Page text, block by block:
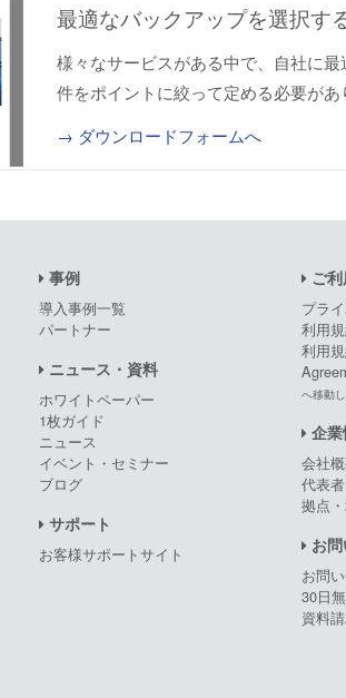
最適なバックアップを選択す
様々なサービスがある中で、自社に
件をポイントに絞って定める必要があ
→ ダウンロードフォームへ
事例
導入事例一覧
パートナー
ニュース・資料
ホワイトペーパー
1枚ガイド
ニュース
イベント・セミナー
ブログ
サポート
お客様サポートサイト
ご
プラ
利用
利用
へ移動し
企業
会社
代表
拠点
お
お問
30日
資料